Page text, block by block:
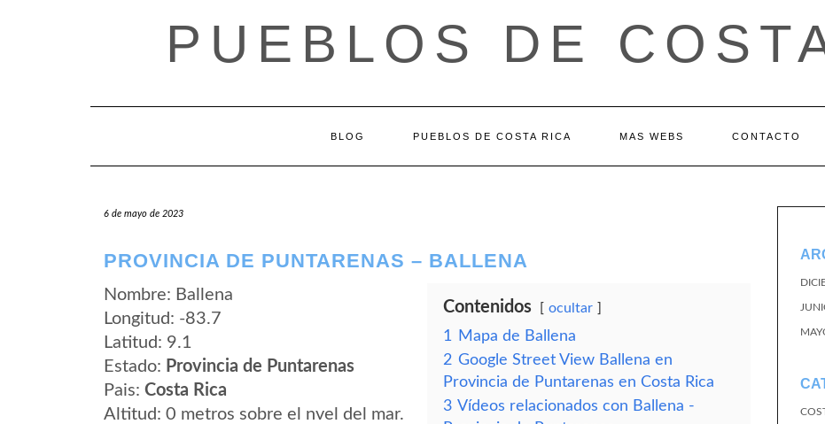
PUEBLOS DE
BLOG PUEBLOS DE COSTA RICA MAS WEBS CONTACTO
6 de mayo de 2023
PROVINCIA DE PUNTARENAS – BALLENA
Nombre: Ballena
Longitud: -83.7
Latitud: 9.1
Estado: Provincia de Puntarenas
Pais: Costa Rica
Altitud: 0 metros sobre el nvel del mar.
Contenidos ocultar
1
Mapa de Ballena
2 Google Street View Ballena en
Provincia de Puntarenas en Costa Rica
3 Vídeos relacionados con Ballena -